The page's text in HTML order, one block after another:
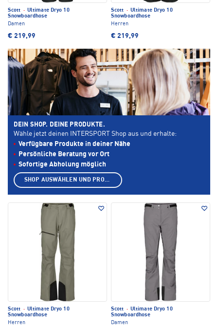
Scott · Ultimate Dryo 10
Snowboardhose
Damen
€ 219,99
Scott · Ultimate Dryo 10
Snowboardhose
Herren
€ 219,99
Scott · Ultimate Dryo 10
Snowboardhose
Herren
Scott · Ultimate Dryo 10
Snowboardhose
Damen
DEIN SHOP. DEINE PRODUKTE.
Wähle jetzt deinen INTERSPORT Shop aus und erhalte:
Verfügbare Produkte in deiner Nähe
Persönliche Beratung vor Ort
Sofortige Abholung möglich
SHOP AUSWÄHLEN UND PRODUKTE ANZEIGEN